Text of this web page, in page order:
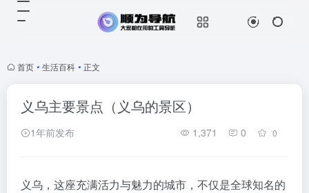
首页 • 生活百科 • 正文
义乌主要景点（义乌的景区）
1年前发布 1,371 0 0
义乌，这座充满活力与魅力的城市，不仅是全球知名的